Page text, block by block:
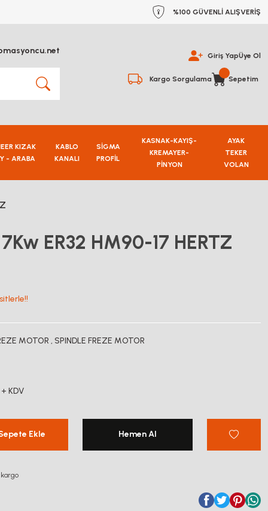
%100 GÜVENLİ ALIŞVERİŞ
Giriş YapÜye Ol
Kargo Sorgulama Sepetim
KIZAK
- ARABA
KABLO
KANALI
SİGMA
PROFİL
KASNAK-KAYIŞ-
KREMAYER-
PİNYON
AYAK
TEKER
VOLAN
ER32 HM90-17 HERTZ
MOTOR , SPINDLE FREZE MOTOR
KDV
Ekle Hemen Al
kargo